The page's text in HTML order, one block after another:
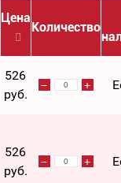
Цена
Количество
526
руб.
526
руб.